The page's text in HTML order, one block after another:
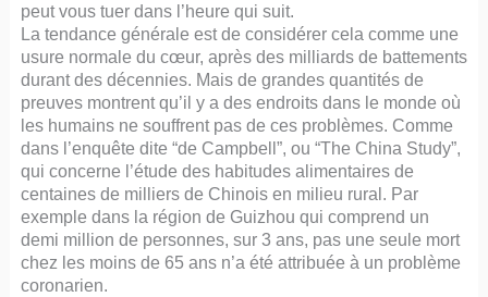
peut vous tuer dans l’heure qui suit.
La tendance générale est de considérer cela comme une
usure normale du cœur, après des milliards de battements
durant des décennies. Mais de grandes quantités de
preuves montrent qu’il y a des endroits dans le monde où
les humains ne souffrent pas de ces problèmes. Comme
dans l’enquête dite “de Campbell”, ou “The China Study”,
qui concerne l’étude des habitudes alimentaires de
centaines de milliers de Chinois en milieu rural. Par
exemple dans la région de Guizhou qui comprend un
demi million de personnes, sur 3 ans, pas une seule mort
chez les moins de 65 ans n’a été attribuée à un problème
coronarien.